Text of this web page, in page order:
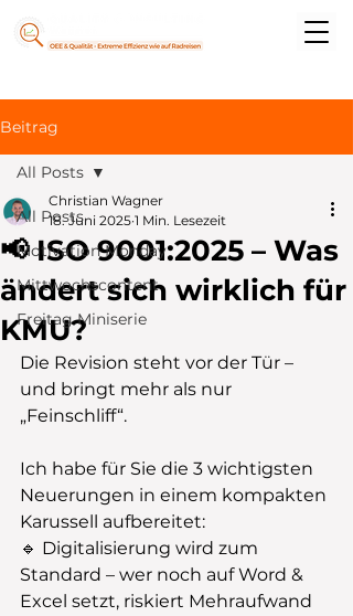
Beitrag
All Posts
Motivation Monday
Mittwochscontent
Freitag Miniserie
All Posts
📢 ISO 9001:2025 – Was
ändert sich wirklich für
KMU?
Christian Wagner
18. Juni 2025 1 Min. Lesezeit
Die Revision steht vor der Tür –
und bringt mehr als nur
„Feinschliff“.
Ich habe für Sie die 3 wichtigsten
Neuerungen in einem kompakten
Karussell aufbereitet:
🔹 Digitalisierung wird zum
Standard – wer noch auf Word &
Excel setzt, riskiert Mehraufwand